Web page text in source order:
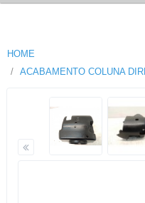
HOME
ACABAMENTO COLUNA